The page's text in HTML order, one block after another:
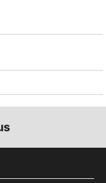
sur un
canton du Valais.